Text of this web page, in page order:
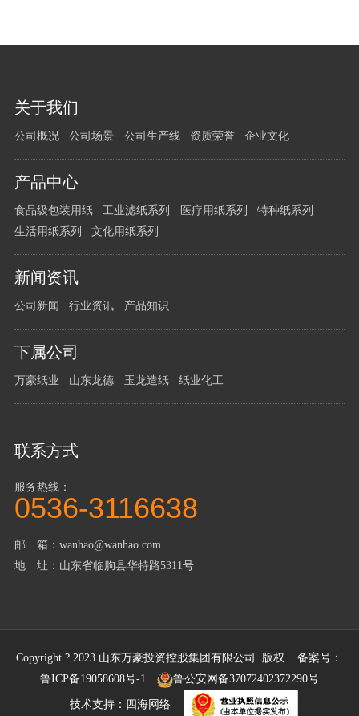
关于我们
公司概况 公司场景 公司生产线 资质荣誉 企业文化
产品中心
食品级包装用纸 工业滤纸系列 医疗用纸系列
特种纸系列
生活用纸系列
文化用纸系列
新闻资讯
公司新闻 行业资讯 产品知识
下属公司
万豪纸业 山东龙德 玉龙造纸 纸业化工
联系方式
服务热线：
0536-3116638
邮 箱：wanhao@wanhao.com
地 址：山东省临朐县华特路5311号
Copyright ? 2023 山东万豪投资控股集团有限公司 版权 备案号：
鲁ICP备19058608号-1
鲁公安网备37072402372290号
技术支持： 四海网络